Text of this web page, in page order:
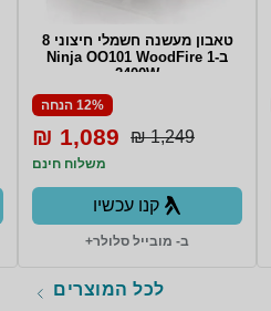
טאבון מעשנה חשמלי חיצוני 8
ב-1 Ninja OO101 WoodFire
2400W
12% הנחה
1,249 ₪
1,089 ₪
משלוח חינם
קנו עכשיו
ב- מובייל סלולר+
לכל המוצרים